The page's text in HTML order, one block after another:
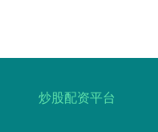
炒股配资平台